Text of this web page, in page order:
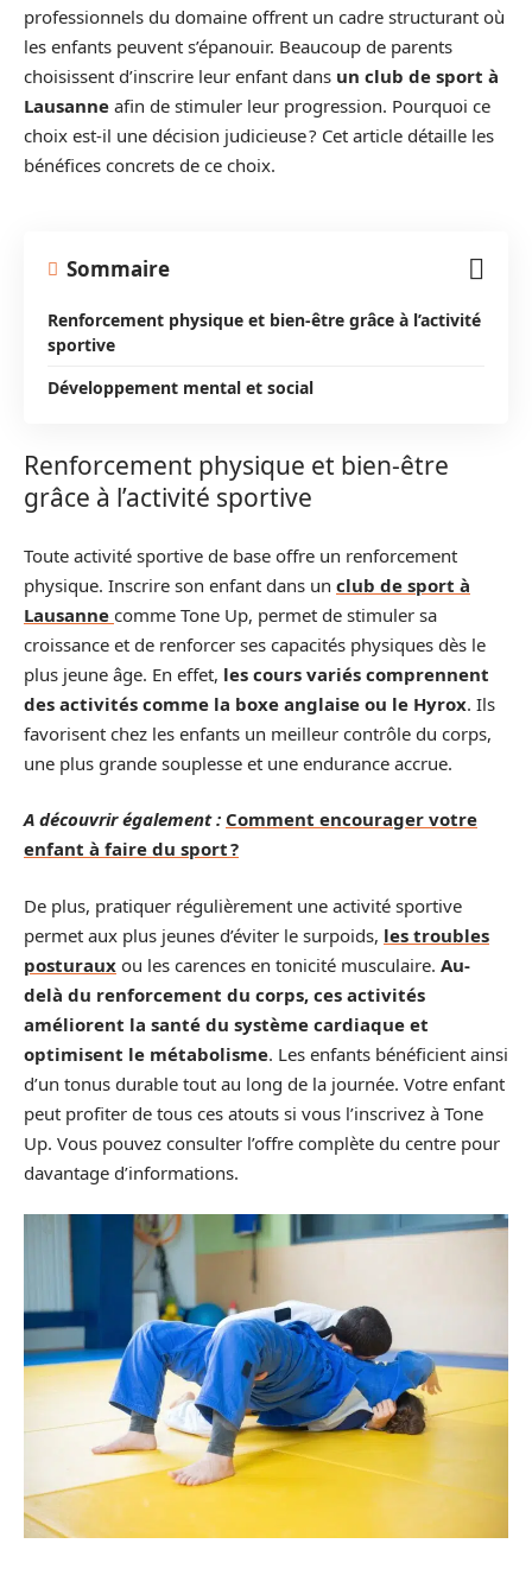
professionnels du domaine offrent un cadre structurant où
les enfants peuvent s’épanouir. Beaucoup de parents
choisissent d’inscrire leur enfant dans un club de sport à
Lausanne afin de stimuler leur progression. Pourquoi ce
choix est-il une décision judicieuse ? Cet article détaille les
bénéfices concrets de ce choix.
Sommaire
Renforcement physique et bien-être grâce à l’activité
sportive
Développement mental et social
Renforcement physique et bien-être
grâce à l’activité sportive
Toute activité sportive de base offre un renforcement
physique. Inscrire son enfant dans un club de sport à
Lausanne comme Tone Up, permet de stimuler sa
croissance et de renforcer ses capacités physiques dès le
plus jeune âge. En effet, les cours variés comprennent
des activités comme la boxe anglaise ou le Hyrox. Ils
favorisent chez les enfants un meilleur contrôle du corps,
une plus grande souplesse et une endurance accrue.
A découvrir également : Comment encourager votre
enfant à faire du sport ?
De plus, pratiquer régulièrement une activité sportive
permet aux plus jeunes d’éviter le surpoids, les troubles
posturaux ou les carences en tonicité musculaire. Au-
delà du renforcement du corps, ces activités
améliorent la santé du système cardiaque et
optimisent le métabolisme. Les enfants bénéficient ainsi
d’un tonus durable tout au long de la journée. Votre enfant
peut profiter de tous ces atouts si vous l’inscrivez à Tone
Up. Vous pouvez consulter l’offre complète du centre pour
davantage d’informations.